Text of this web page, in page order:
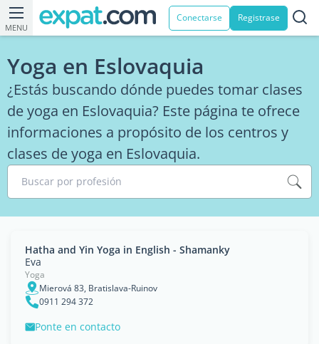
MENU
Conectarse Registrase
Yoga en Eslovaquia
¿Estás buscando dónde puedes tomar clases
de yoga en Eslovaquia? Este página te ofrece
informaciones a propósito de los centros y
clases de yoga en Eslovaquia.
Buscar por profesión
Hatha and Yin Yoga in English - Shamanky
Eva
Yoga
Mierová 83, Bratislava-Ruinov
0911 294 372
Ponte en contacto